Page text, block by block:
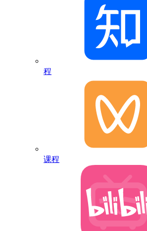
程
课程